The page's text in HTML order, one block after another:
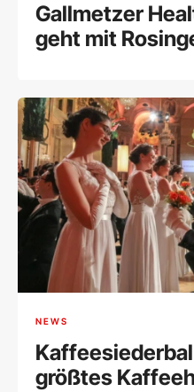
Gallmetzer
geht mit
NEWS
größtes